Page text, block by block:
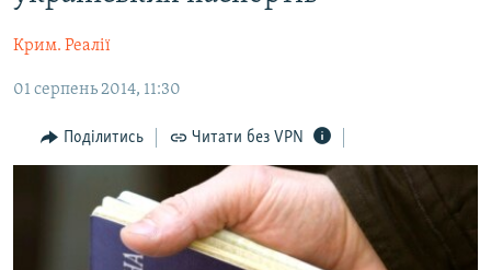
до
основної
навігації
Перейти
пошуку
БЛОГИ
ПОГЛЯД
ІНТЕРВ'Ю
СПЕЦПРОЕКТИ
ЯК ОБІЙТИ БЛОКУВАННЯ
Крим. Реалії
01 серпень 2014, 11:30
Поділитись Читати без VPN